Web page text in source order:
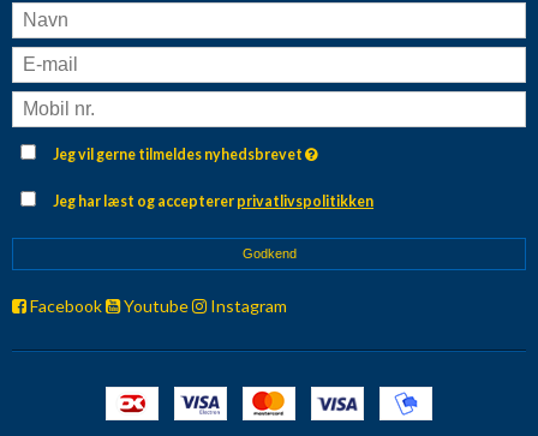
Jeg vil gerne tilmeldes nyhedsbrevet
Jeg har læst og accepterer privatlivspolitikken
Godkend
Facebook Youtube Instagram